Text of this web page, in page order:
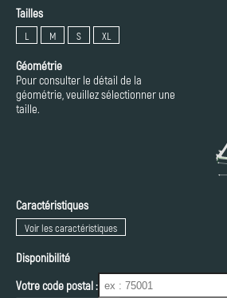
Tailles
L M S XL
Géométrie
Pour consulter le détail de la
géométrie, veuillez sélectionner une
taille.
Caractéristiques
Voir les caractéristiques
Disponibilité
Votre code postal :